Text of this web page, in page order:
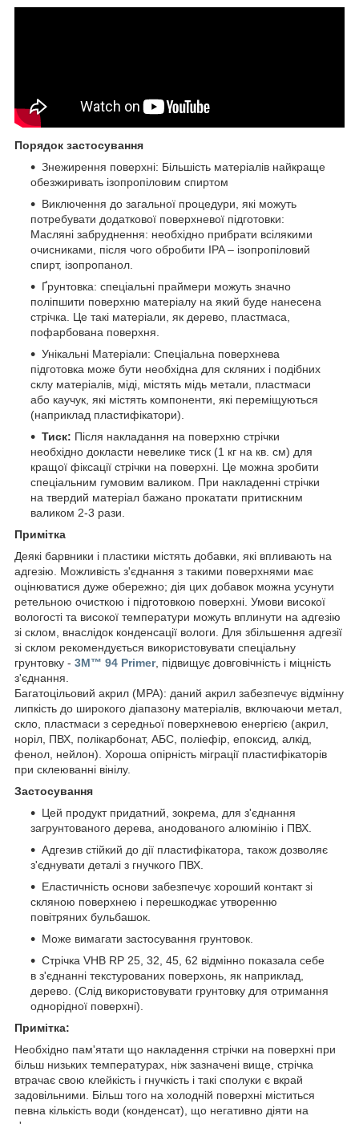
Порядок застосування
Знежирення поверхні: Більшість матеріалів найкраще
обезжиривать ізопропіловим спиртом
Виключення до загальної процедури, які можуть
потребувати додаткової поверхневої підготовки:
Масляні забруднення: необхідно прибрати всілякими
очисниками, після чого обробити IPA – ізопропіловий
спирт, ізопропанол.
Ґрунтовка: спеціальні праймери можуть значно
поліпшити поверхню матеріалу на який буде нанесена
стрічка. Це такі матеріали, як дерево, пластмаса,
пофарбована поверхня.
Унікальні Матеріали: Спеціальна поверхнева
підготовка може бути необхідна для скляних і подібних
склу матеріалів, міді, містять мідь метали, пластмаси
або каучук, які містять компоненти, які переміщуються
(наприклад пластифікатори).
Тиск: Після накладання на поверхню стрічки
необхідно докласти невелике тиск (1 кг на кв. см) для
кращої фіксації стрічки на поверхні. Це можна зробити
спеціальним гумовим валиком. При накладенні стрічки
на твердий матеріал бажано прокатати притискним
валиком 2-3 рази.
Примітка
Деякі барвники і пластики містять добавки, які впливають на
адгезію. Можливість з'єднання з такими поверхнями має
оцінюватися дуже обережно; дія цих добавок можна усунути
ретельною очисткою і підготовкою поверхні. Умови високої
вологості та високої температури можуть вплинути на адгезію
зі склом, внаслідок конденсації вологи. Для збільшення адгезії
зі склом рекомендується використовувати спеціальну
грунтовку - 3M™ 94 Primer, підвищує довговічність і міцність
з'єднання.
Багатоцільовий акрил (MPA): даний акрил забезпечує відмінну
липкість до широкого діапазону матеріалів, включаючи метал,
скло, пластмаси з середньої поверхневою енергією (акрил,
норіл, ПВХ, полікарбонат, АБС, поліефір, епоксид, алкід,
фенол, нейлон). Хороша опірність міграції пластифікаторів
при склеюванні вінілу.
Застосування
Цей продукт придатний, зокрема, для з'єднання
загрунтованого дерева, анодованого алюмінію і ПВХ.
Адгезив стійкий до дії пластифікатора, також дозволяє
з'єднувати деталі з гнучкого ПВХ.
Еластичність основи забезпечує хороший контакт зі
скляною поверхнею і перешкоджає утворенню
повітряних бульбашок.
Може вимагати застосування грунтовок.
Стрічка VHB RP 25, 32, 45, 62 відмінно показала себе
в з'єднанні текстурованих поверхонь, як наприклад,
дерево. (Слід використовувати грунтовку для отримання
однорідної поверхні).
Примітка:
Необхідно пам'ятати що накладення стрічки на поверхні при
більш низьких температурах, ніж зазначені вище, стрічка
втрачає свою клейкість і гнучкість і такі сполуки є вкрай
задовільними. Більш того на холодній поверхні міститься
певна кількість води (конденсат), що негативно діяти на